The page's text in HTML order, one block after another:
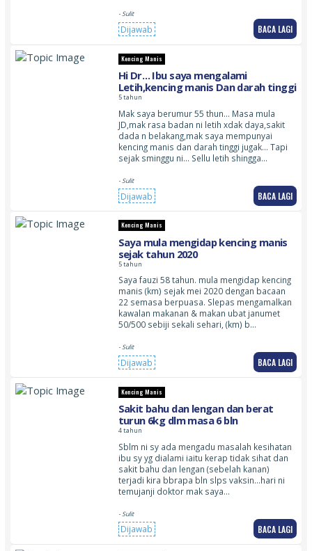
- Sulit
Dijawab BACA LAGI
Kencing Manis
Hi Dr… Ibu saya mengalami
Letih,kencing manis Dan darah tinggi
5 tahun
Mak saya berumur 55 thun… Masa mula
JD,mak rasa badan ni letih xdak daya,sakit
dada n belakang,mak saya mempunyai
kencing manis dan darah tinggi jugak… Tapi
sejak sminggu ni… Sellu letih shingga…
- Sulit
Dijawab BACA LAGI
Kencing Manis
Saya mula mengidap kencing manis
sejak tahun 2020
5 tahun
Saya fauzi 58 tahun. mula mengidap kencing
manis (km) sejak mei 2020 dengan bacaan
22 semasa berpuasa. Slepas mengamalkan
kawalan makanan & makan ubat janumet
50/500 sebiji sekali sehari, (km) b…
- Sulit
Dijawab BACA LAGI
Kencing Manis
Sakit bahu dan lengan dan berat
turun 6kg dlm masa 6 bln
4 tahun
Sblm ni sy ada mengadu masalah kesihatan
ibu sy yg dialami iaitu kerap tidak sihat dan
sakit bahu dan lengan (sebelah kanan)
terjadi kira bbrapa bln slps vaksin…hari ni
temujanji doktor mak saya…
- Sulit
Dijawab BACA LAGI